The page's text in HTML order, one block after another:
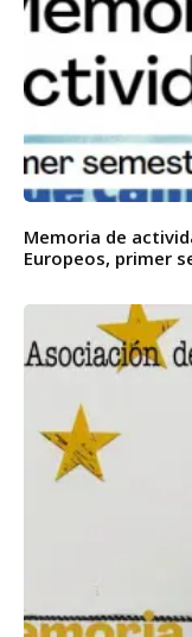
Memoria de
Europeos, primer